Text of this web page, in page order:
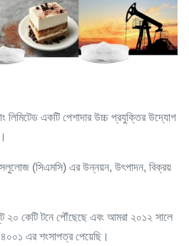
লিমিটেড একটি পেশাদার উচ্চ প্রযুক্তির উদ্যোগ
(সিএমসি) এর উন্নয়ন, উৎপাদন, বিক্রয়
২০ কেটি টনে পৌঁছেছে এবং আমরা ২০১২ সালে
এর শংসাপত্র পেয়েছি।